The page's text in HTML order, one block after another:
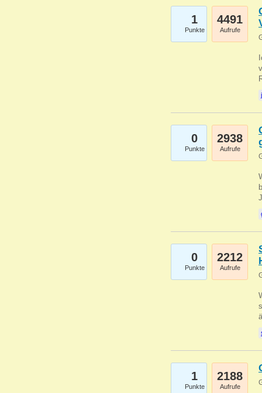
1
Punkte
4491
Aufrufe
0
Punkte
2938
Aufrufe
0
Punkte
2212
Aufrufe
1
Punkte
2188
Aufrufe